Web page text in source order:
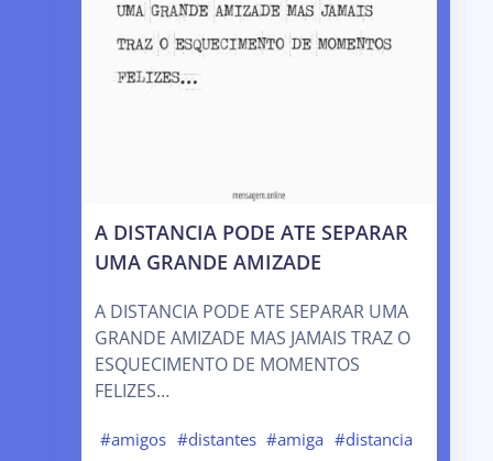
A DISTANCIA PODE ATE SEPARAR
UMA GRANDE AMIZADE
A DISTANCIA PODE ATE SEPARAR UMA
GRANDE AMIZADE MAS JAMAIS TRAZ O
ESQUECIMENTO DE MOMENTOS
FELIZES…
#amigos #distantes #amiga #distancia